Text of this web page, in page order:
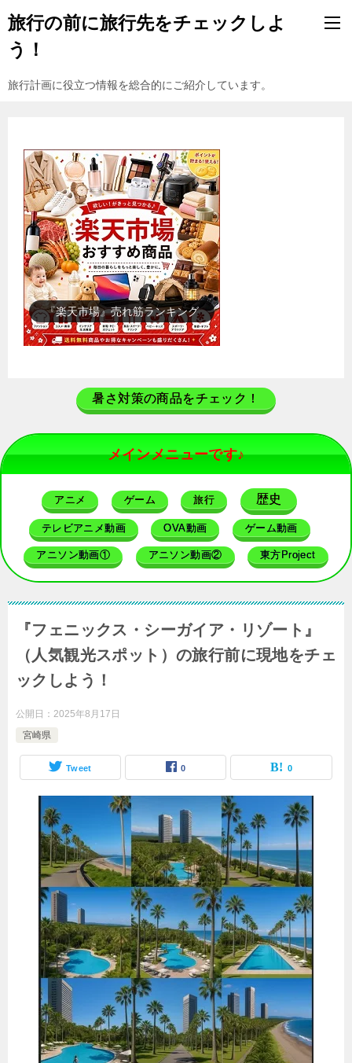
旅行の前に旅行先をチェックしよ
う！
旅行計画に役立つ情報を総合的にご紹介しています。
『楽天市場』売れ筋ランキング
暑さ対策の商品をチェック！
メインメニューです♪
アニメ ゲーム 旅行 歴史
テレビアニメ動画 OVA動画 ゲーム動画
アニソン動画① アニソン動画② 東方Project
『フェニックス・シーガイア・リゾート』
（人気観光スポット）の旅行前に現地をチェ
ックしよう！
公開日： 2025年8月17日
宮崎県
Tweet 0 0